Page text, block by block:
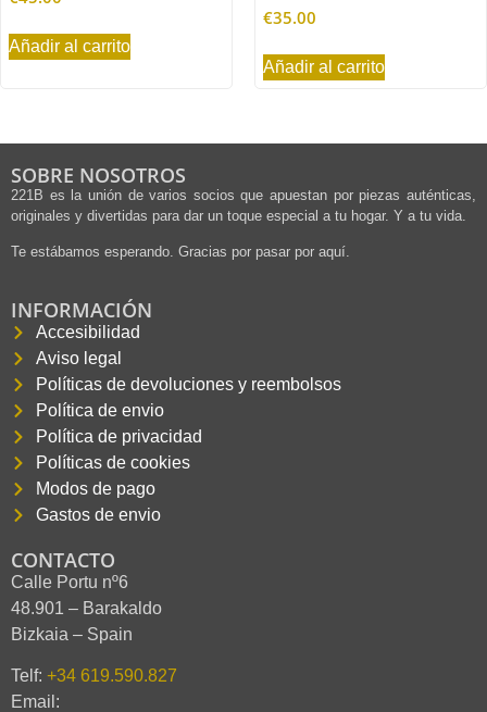
Añadir al carrito
€35.00
Añadir al carrito
SOBRE NOSOTROS
221B es la unión de varios socios que apuestan por piezas auténticas,
originales y divertidas para dar un toque especial a tu hogar. Y a tu vida.
Te estábamos esperando. Gracias por pasar por aquí.
INFORMACIÓN
Accesibilidad
Aviso legal
Políticas de devoluciones y reembolsos
Política de envio
Política de privacidad
Políticas de cookies
Modos de pago
Gastos de envio
CONTACTO
Calle Portu nº6
48.901 – Barakaldo
Bizkaia – Spain
Telf: +34 619.590.827
Email: